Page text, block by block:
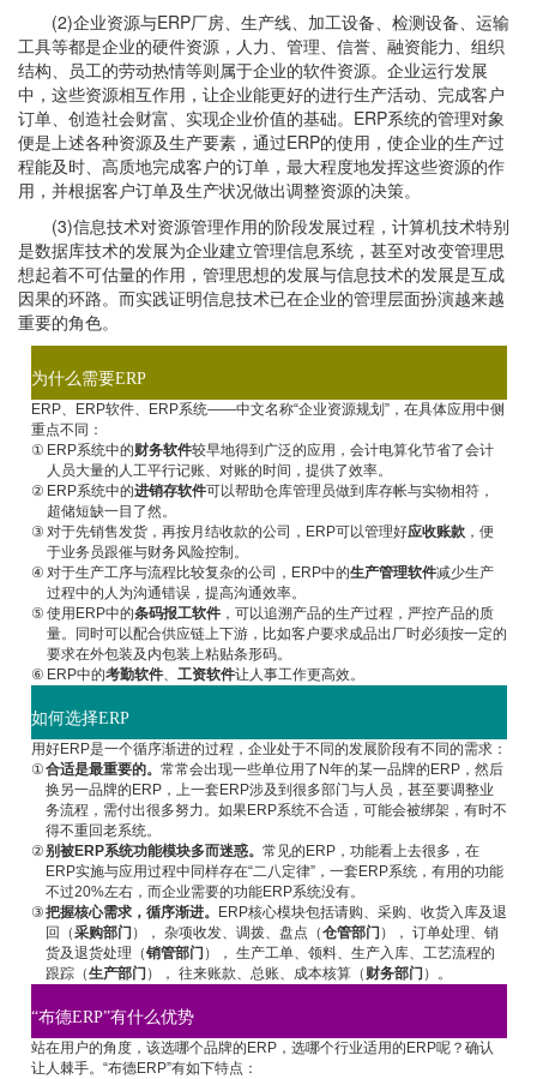
(2)企业资源与ERP厂房、生产线、加工设备、检测设备、运输
工具等都是企业的硬件资源，人力、管理、信誉、融资能力、组织
结构、员工的劳动热情等则属于企业的软件资源。企业运行发展
中，这些资源相互作用，让企业能更好的进行生产活动、完成客户
订单、创造社会财富、实现企业价值的基础。ERP系统的管理对象
便是上述各种资源及生产要素，通过ERP的使用，使企业的生产过
程能及时、高质地完成客户的订单，最大程度地发挥这些资源的作
用，并根据客户订单及生产状况做出调整资源的决策。
(3)信息技术对资源管理作用的阶段发展过程，计算机技术特别
是数据库技术的发展为企业建立管理信息系统，甚至对改变管理思
想起着不可估量的作用，管理思想的发展与信息技术的发展是互成
因果的环路。而实践证明信息技术已在企业的管理层面扮演越来越
重要的角色。
为什么需要ERP
ERP、ERP软件、ERP系统——中文名称“企业资源规划”，在具体应用中侧
重点不同：
① ERP系统中的财务软件较早地得到广泛的应用，会计电算化节省了会计
人员大量的人工平行记账、对账的时间，提供了效率。
② ERP系统中的进销存软件可以帮助仓库管理员做到库存帐与实物相符，
超储短缺一目了然。
③ 对于先销售发货，再按月结收款的公司，ERP可以管理好应收账款，便
于业务员跟催与财务风险控制。
④ 对于生产工序与流程比较复杂的公司，ERP中的生产管理软件减少生产
过程中的人为沟通错误，提高沟通效率。
⑤ 使用ERP中的条码报工软件，可以追溯产品的生产过程，严控产品的质
量。同时可以配合供应链上下游，比如客户要求成品出厂时必须按一定的
要求在外包装及内包装上粘贴条形码。
⑥ ERP中的考勤软件、 工资软件让人事工作更高效。
如何选择ERP
用好ERP是一个循序渐进的过程，企业处于不同的发展阶段有不同的需求：
①合适是最重要的。 常常会出现一些单位用了N年的某一品牌的ERP，然后
换另一品牌的ERP，上一套ERP涉及到很多部门与人员，甚至要调整业
务流程，需付出很多努力。如果ERP系统不合适，可能会被绑架，有时不
得不重回老系统。
②别被ERP系统功能模块多而迷惑。 常见的ERP，功能看上去很多，在
ERP实施与应用过程中同样存在“二八定律”，一套ERP系统，有用的功能
不过20%左右，而企业需要的功能ERP系统没有。
③把握核心需求，循序渐进。
ERP核心模块包括请购、采购、收货入库及退
回（采购部门 ）， 杂项收发、调拨、盘点（仓管部门 ）， 订单处理、销
货及退货处理（销管部门 ）， 生产工单、领料、生产入库、工艺流程的
跟踪（生产部门 ）， 往来账款、总账、成本核算（ 财务部门 ）。
“布德ERP”有什么优势
站在用户的角度，该选哪个品牌的ERP，选哪个行业适用的ERP呢？确认
让人棘手。“布德ERP”有如下特点：